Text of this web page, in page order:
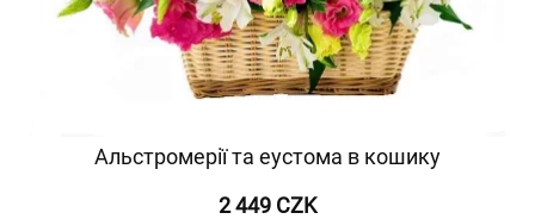
Альстромерії та еустома в кошику
2 449 CZK